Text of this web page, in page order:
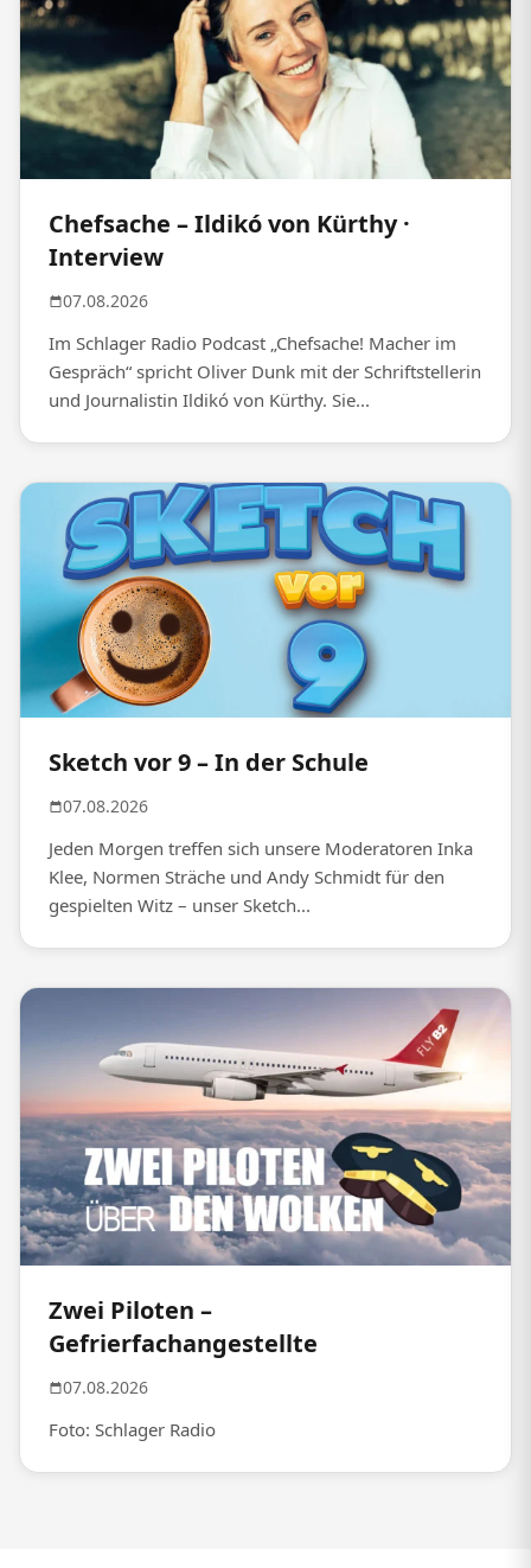
Chefsache – Ildikó von Kürthy ·
Interview
07.08.2026
Im Schlager Radio Podcast „Chefsache! Macher im
Gespräch“ spricht Oliver Dunk mit der Schriftstellerin
und Journalistin Ildikó von Kürthy. Sie...
Sketch vor 9 – In der Schule
07.08.2026
Jeden Morgen treffen sich unsere Moderatoren Inka
Klee, Normen Sträche und Andy Schmidt für den
gespielten Witz – unser Sketch...
Zwei Piloten –
Gefrierfachangestellte
07.08.2026
Foto: Schlager Radio